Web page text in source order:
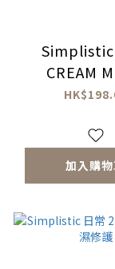
Simplistic
CREAM
加入購